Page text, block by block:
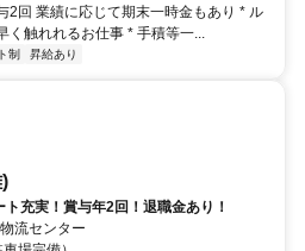
2回 業績に応じて期末一時金もあり * ル
く触れれるお仕事 * 手積等一...
制 昇給あり
充実！賞与年2回！退職金あり！
流センター